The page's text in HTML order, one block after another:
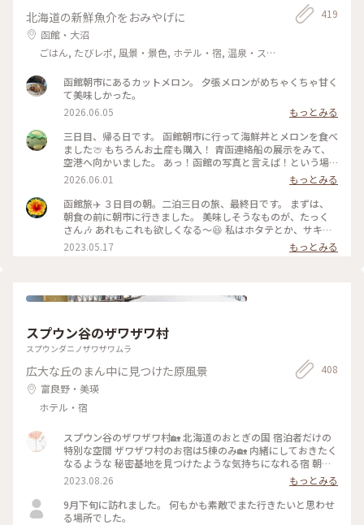
四季彩の丘 *秋の美しい丘のご紹介〜 北海道大好きステキユー
ザーさんも『四季彩の丘』の予感がしてたとか？フフフ〜( ´艸
｀)
北海道の新鮮魚介をおみやげに
函館・大沼
ごはん, たびレポ, 風景・景色, ホテル・宿, 温泉・ス
419
函館朝市にあるカットメロン。 夕張メロンがめちゃくちゃ甘く
て美味しかった。
2026.06.05
もっとみる
三日目、帰る日です。 函館朝市に行って海鮮丼とメロンを食べ
ました🍈 もちろんお土産も購入！ 青函連絡船の展示をみて、
空港へ向かいました。 あっ！函館の写真と言えば！という場
所。 八幡坂ももちろん行ってきました。 昼、夜と写真撮って
みたけど、夜はいらなかったかも笑 三日間通して食事は特に大
満足🍽️ 海鮮とアイスクリームはたくさん食べた🍨 初めての函
館旅行はめっちゃ楽しかった💕 今回も母に感謝🙏 On the
third day, we visited Hakodate Morning Market and
throughout the three day. We ate plenty of seafood and
2026.06.01
もっとみる
函館旅✈️ ３日目の朝。二泊三日の旅、最終日です。 まずは、
朝食の前に朝市に行きました。 美味しそうなものが、たっく
さん🎶 あれもこれも欲しくなる〜😆 私はホタテとか、サキイ
カとか、乾き物中心にお買い上げー❤️ 市場は活気があって、見
てるだけでも楽しい🎶 #私のことりっぷ旅 #レトロな街 #北海
2023.05.17 もっとみる
スプウン谷のザワザワ村
スプウンダニノザワザワムラ
広大な丘のまん中に見つけた原風景
富良野・美瑛
ホテル・宿
408
スプウン谷のザワザワ村🏡 北海道のおとぎの国 宿泊者だけの
特別な空間 ザワザワ村のお宿は5棟のみ🏡 内緒にしておきたく
なるような 秘密基地を見つけたような気持ちになれる宿 朝に
は窓越しに畑仕事をされる風景が 夜には満点の星空が広がる
静かな時間 どこを切り撮っても絵になる風景 こんな家に住め
たら⋯( ღ´꒳`)♡ を叶えてくれるカワイイお宿です 季節を変え
て、また帰りたいあの村へ いつかもう一度おとぎの国へ‪
2023.08.26
もっとみる
9月下旬に訪れました。 何もかも素敵でまた行きたいと思わせ
る場所でした。